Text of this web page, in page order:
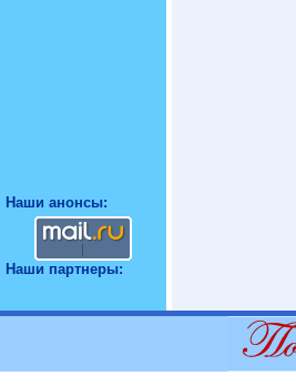
Наши анонсы:
Наши партнеры: